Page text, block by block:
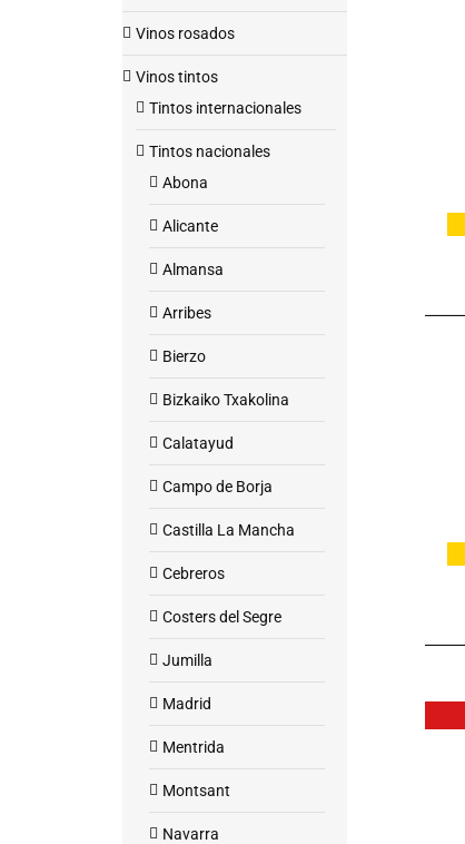
Vinos rosados
Vinos tintos
Tintos internacionales
Tintos nacionales
Abona
Alicante
Almansa
Arribes
Bierzo
Bizkaiko Txakolina
Calatayud
Campo de Borja
Castilla La Mancha
Cebreros
Costers del Segre
Jumilla
Madrid
Mentrida
Montsant
Navarra